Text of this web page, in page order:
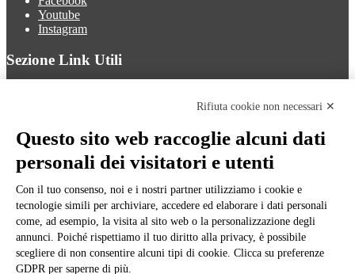
Youtube
Instagram
Sezione Link Utili
Ufficio Relazioni con il Pubblico
Dichiarazione di accessibilità
Obiettivi di accessibilità
Gestione consensi cookie
Amministrazione trasparente
Pagina visualizzata
751 volte
Sezione Copyright
Rifiuta cookie non necessari ✕
Questo sito web raccoglie alcuni dati
personali dei visitatori e utenti
Con il tuo consenso, noi e i nostri partner utilizziamo i cookie e
tecnologie simili per archiviare, accedere ed elaborare i dati personali
come, ad esempio, la visita al sito web o la personalizzazione degli
annunci. Poiché rispettiamo il tuo diritto alla privacy, è possibile
scegliere di non consentire alcuni tipi di cookie. Clicca su preferenze
GDPR per saperne di più.